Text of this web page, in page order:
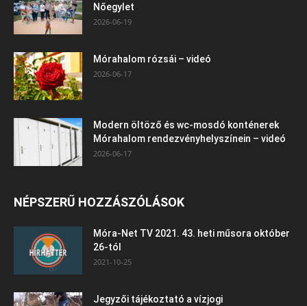
Nőegylet
2026-06-19
Mórahalom rózsái – videó
2026-06-17
Modern öltöző és wc-mosdó konténerek
Mórahalom rendezvényhelyszínein – videó
2026-06-17
NÉPSZERŰ HOZZÁSZÓLÁSOK
Móra-Net TV 2021. 43. heti műsora október
26-tól
2021-10-25
Jegyzői tájékoztató a vízjogi